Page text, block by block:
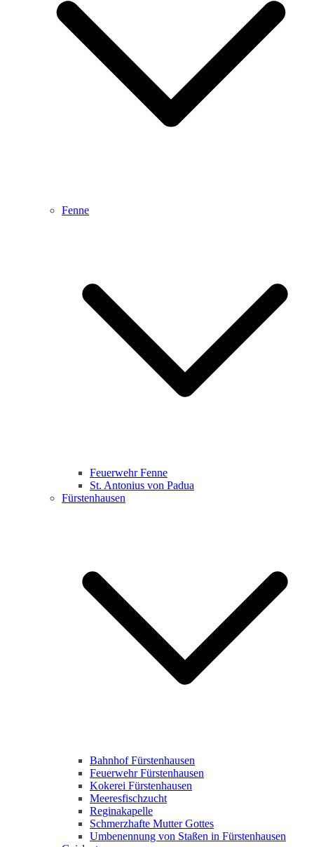
Fenne
Feuerwehr Fenne
St. Antonius von Padua
Fürstenhausen
Bahnhof Fürstenhausen
Feuerwehr Fürstenhausen
Kokerei Fürstenhausen
Meeresfischzucht
Reginakapelle
Schmerzhafte Mutter Gottes
Umbenennung von Staßen in Fürstenhausen